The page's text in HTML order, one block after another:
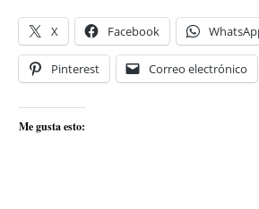
X Facebook
Pinterest Correo electrónico
Me gusta esto: